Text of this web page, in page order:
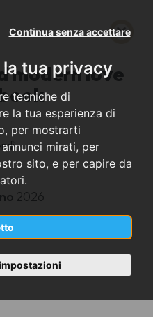
tua privacy
tecniche di
la tua esperienza di
per mostrarti
mirati, per
sito, e per capire da
Continua senza accettare
modern love
2026